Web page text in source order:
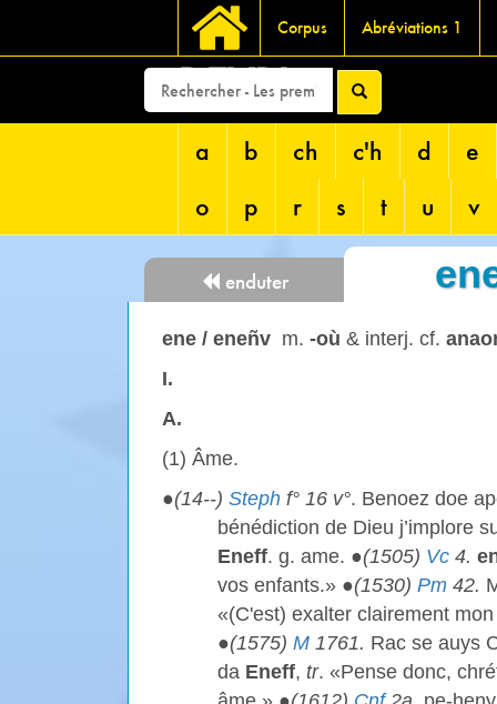
Corpus Abréviations 1
DEVRI
a b ch c'h d
e
o
p r s t u v
enduter
ene / eneñv m. -où & interj. cf.
I.
A.
(1) Âme.
●(14--) Steph f° 16 v°. Benoez doe
bénédiction de Dieu j’implore
Eneff. g. ame. ●(1505) Vc 4.
vos enfants.» ●(1530) Pm 42.
«(C'est) exalter clairement
●(1575) M 1761. Rac se auys
da Eneff, tr. «Pense donc,